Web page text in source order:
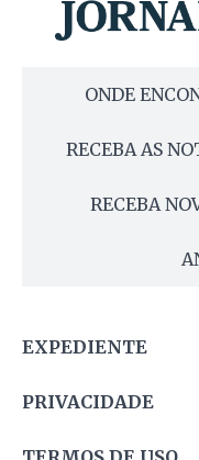
ONDE
RECEBA AS
RECEBA
EXPEDIENTE
PRIVACIDADE